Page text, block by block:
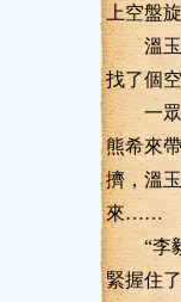
上空盤
溫玉溪
找了個
一眾市
熊希來
擠，溫
來……
“李毅
緊握住